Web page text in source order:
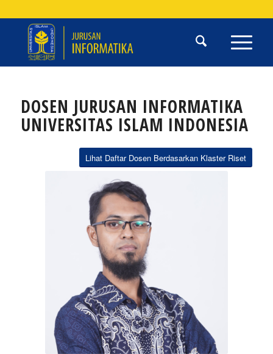
DOSEN JURUSAN INFORMATIKA
UNIVERSITAS ISLAM INDONESIA
Lihat Daftar Dosen Berdasarkan Klaster Riset